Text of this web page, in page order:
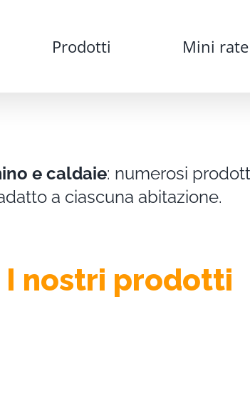
Prodotti Mini rate
e caldaie: numerosi
a ciascuna abitazione.
I nostri prodotti